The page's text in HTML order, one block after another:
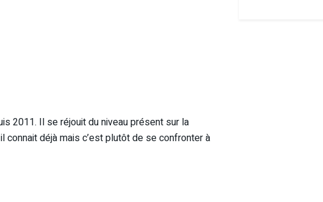
2011. Il se réjouit du niveau présent sur la
connait déjà mais c’est plutôt de se confronter à